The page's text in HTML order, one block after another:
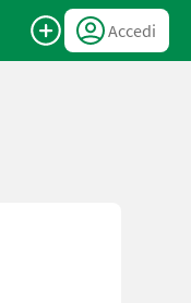
Accedi